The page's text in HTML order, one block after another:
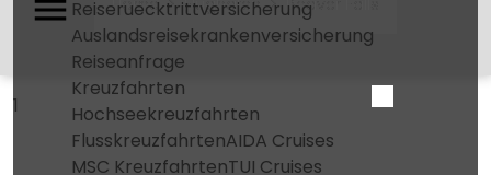
Reiseruecktrittversicherung
Auslandsreisekrankenversicherung
Reiseanfrage
Kreuzfahrten
Hochseekreuzfahrten
FlusskreuzfahrtenAIDA Cruises
MSC KreuzfahrtenTUI Cruises
1